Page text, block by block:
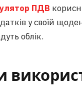
ПДВ
у своїй
облік.